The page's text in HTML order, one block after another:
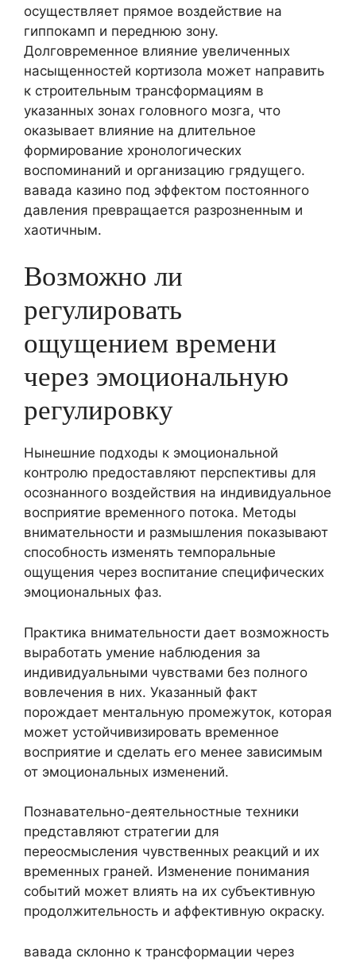
осуществляет прямое воздействие на
гиппокамп и переднюю зону.
Долговременное влияние увеличенных
насыщенностей кортизола может направить
к строительным трансформациям в
указанных зонах головного мозга, что
оказывает влияние на длительное
формирование хронологических
воспоминаний и организацию грядущего.
вавада казино под эффектом постоянного
давления превращается разрозненным и
хаотичным.
Возможно ли
регулировать
ощущением времени
через эмоциональную
регулировку
Нынешние подходы к эмоциональной
контролю предоставляют перспективы для
осознанного воздействия на индивидуальное
восприятие временного потока. Методы
внимательности и размышления показывают
способность изменять темпоральные
ощущения через воспитание специфических
эмоциональных фаз.
Практика внимательности дает возможность
выработать умение наблюдения за
индивидуальными чувствами без полного
вовлечения в них. Указанный факт
порождает ментальную промежуток, которая
может устойчивизировать временное
восприятие и сделать его менее зависимым
от эмоциональных изменений.
Познавательно-деятельностные техники
представляют стратегии для
переосмысления чувственных реакций и их
временных граней. Изменение понимания
событий может влиять на их субъективную
продолжительность и аффективную окраску.
вавада склонно к трансформации через